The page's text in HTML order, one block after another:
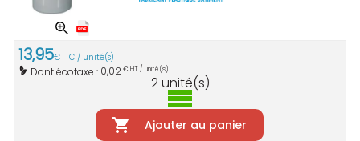
13,95€TTC / unité(s)
Dont écotaxe : 0,02€ HT / unité(s)
2unité(s)
Ajouter au panier